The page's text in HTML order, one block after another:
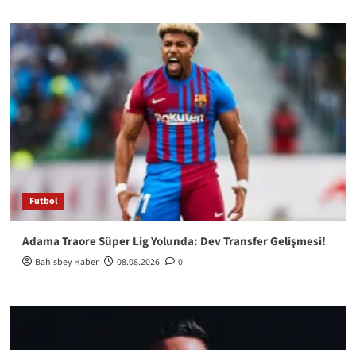
Futbol
Adama Traore Süper Lig Yolunda: Dev Transfer Gelişmesi!
Bahisbey Haber 08.08.2026 0